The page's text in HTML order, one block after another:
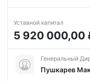
Уставной капитал
5 920 000,00
Генеральный
Пушкарев